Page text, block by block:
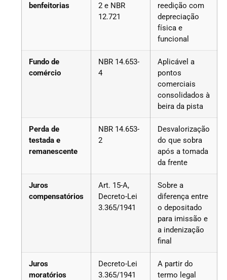
benfeitorias
2 e NBR
12.721
reedição com
depreciação
física e
funcional
Fundo de
comércio
NBR 14.653-
4
Aplicável a
pontos
comerciais
consolidados à
beira da pista
Perda de
testada e
remanescente
NBR 14.653-
2
Desvalorização
do que sobra
após a tomada
da frente
Juros
compensatórios
Art. 15-A,
Decreto-Lei
3.365/1941
Sobre a
diferença entre
o depositado
para imissão e
a indenização
final
Juros
moratórios
Decreto-Lei
3.365/1941
A partir do
termo legal